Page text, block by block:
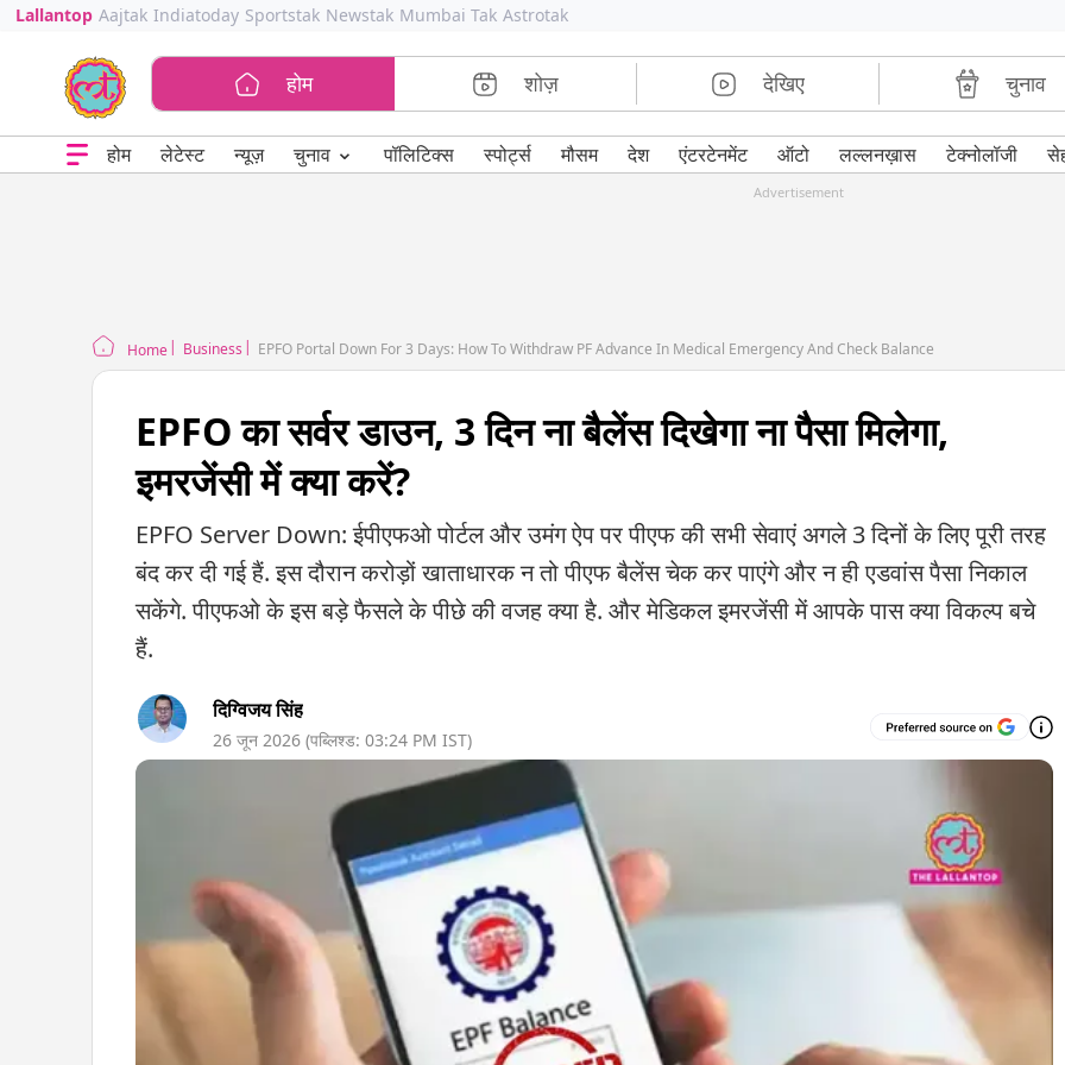
Lallantop Aajtak Indiatoday Sportstak Newstak Mumbai Tak Astrotak
होम शोज़ देखिए चुनाव
होम लेटेस्ट न्यूज़ चुनाव ⌄ पॉलिटिक्स स्पोर्ट्स मौसम देश एंटरटेनमेंट ऑटो लल्लनख़ास टेक्नोलॉजी
Advertisement
Home Business EPFO Portal Down For 3 Days: How To Withdraw PF Advance In Medical Emergency And Check Balance
EPFO का सर्वर डाउन, 3 दिन ना बैलेंस दिखेगा ना पैसा मिलेगा,
इमरजेंसी में क्या करें?
EPFO Server Down: ईपीएफओ पोर्टल और उमंग ऐप पर पीएफ की सभी सेवाएं अगले 3 दिनों के लिए पूरी तरह
बंद कर दी गई हैं. इस दौरान करोड़ों खाताधारक न तो पीएफ बैलेंस चेक कर पाएंगे और न ही एडवांस पैसा निकाल
सकेंगे. पीएफओ के इस बड़े फैसले के पीछे की वजह क्या है. और मेडिकल इमरजेंसी में आपके पास क्या विकल्प बचे
हैं.
दिग्विजय सिंह
26 जून 2026 (पब्लिश्ड: 03:24 PM IST)